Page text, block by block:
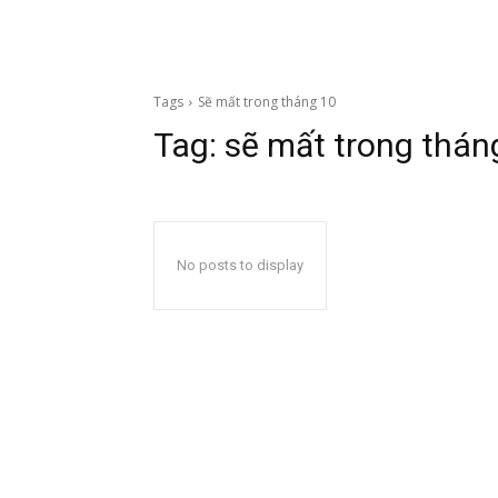
Tags Sẽ mất trong tháng 10
Tag: sẽ mất trong
No posts to display